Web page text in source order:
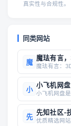
真实性与合规性。
同类网站
魔
小 小飞机网盘
先